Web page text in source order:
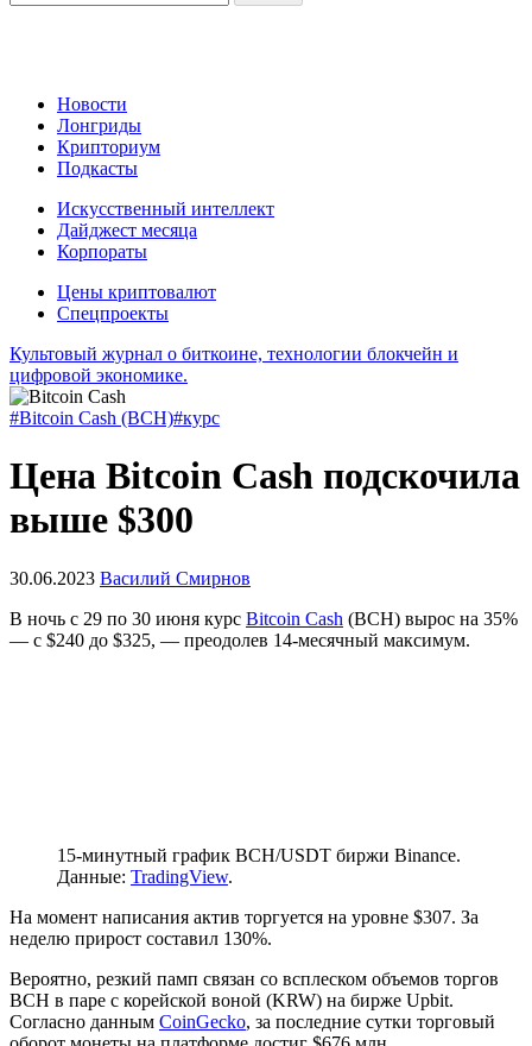
Новости
Лонгриды
Крипториум
Подкасты
Искусственный интеллект
Дайджест месяца
Корпораты
Цены криптовалют
Спецпроекты
Культовый журнал о биткоине, технологии блокчейн и
цифровой экономике.
#Bitcoin Cash (BCH)#курс
Цена Bitcoin Cash подскочила
выше $300
30.06.2023 Василий Смирнов
В ночь с 29 по 30 июня курс Bitcoin Cash (BCH) вырос на 35%
— с $240 до $325, — преодолев 14-месячный максимум.
15-минутный график BCH/USDT биржи Binance.
Данные: TradingView.
На момент написания актив торгуется на уровне $307. За
неделю прирост составил 130%.
Вероятно, резкий памп связан со всплеском объемов торгов
BCH в паре с корейской воной (KRW) на бирже Upbit.
Согласно данным CoinGecko, за последние сутки торговый